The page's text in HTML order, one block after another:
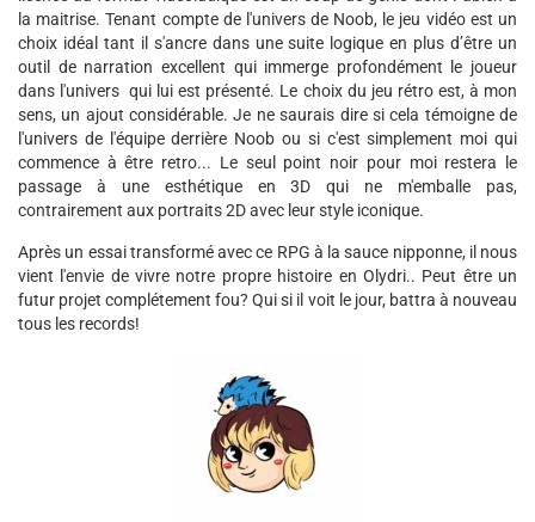
la maitrise. Tenant compte de l'univers de Noob, le jeu vidéo est un
choix idéal tant il s'ancre dans une suite logique en plus d’être un
outil de narration excellent qui immerge profondément le joueur
dans l'univers qui lui est présenté. Le choix du jeu rétro est, à mon
sens, un ajout considérable. Je ne saurais dire si cela témoigne de
l'univers de l'équipe derrière Noob ou si c'est simplement moi qui
commence à être retro... Le seul point noir pour moi restera le
passage à une esthétique en 3D qui ne m'emballe pas,
contrairement aux portraits 2D avec leur style iconique.
Après un essai transformé avec ce RPG à la sauce nipponne, il nous
vient l'envie de vivre notre propre histoire en Olydri.. Peut être un
futur projet complétement fou? Qui si il voit le jour, battra à nouveau
tous les records!